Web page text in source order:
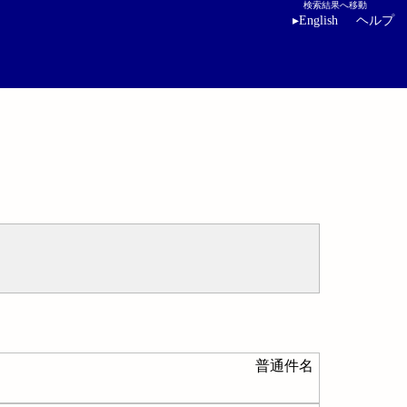
検索結果へ移動
▸English ヘルプ
普通件名